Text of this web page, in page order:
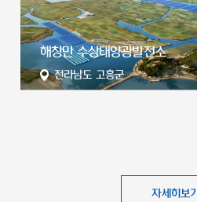
자세히보기
해창만 수상태양광발전소
전라남도 고흥군